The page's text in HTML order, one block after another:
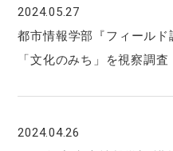
2024.05.27
都市情報学部『フィール
「文化のみち」を視察調査
2024.04.26